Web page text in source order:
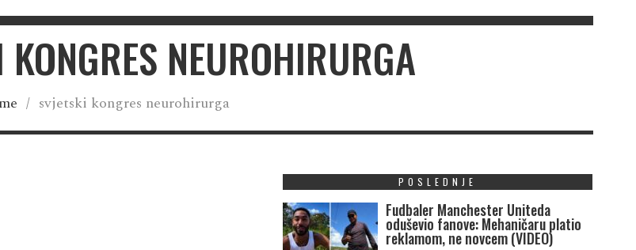
KONGRES NEUROHIRURGA
/ svjetski kongres neurohirurga
POSLEDNJE
Fudbaler Manchester Uniteda
oduševio fanove: Mehaničaru platio
reklamom, ne novcem (VIDEO)